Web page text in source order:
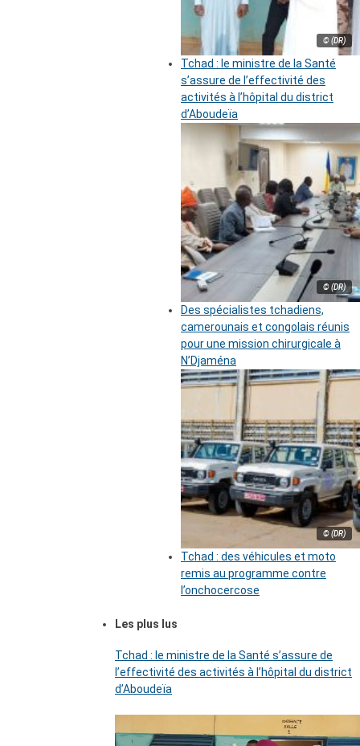
© (DR)
Tchad : le ministre de la Santé
s’assure de l’effectivité des
activités à l’hôpital du district
d’Aboudeïa
© (DR)
Des spécialistes tchadiens,
camerounais et congolais réunis
pour une mission chirurgicale à
N’Djaména
© (DR)
Tchad : des véhicules et moto
remis au programme contre
l’onchocercose
Les plus lus
Tchad : le ministre de la Santé s’assure de
l’effectivité des activités à l’hôpital du district
d’Aboudeïa